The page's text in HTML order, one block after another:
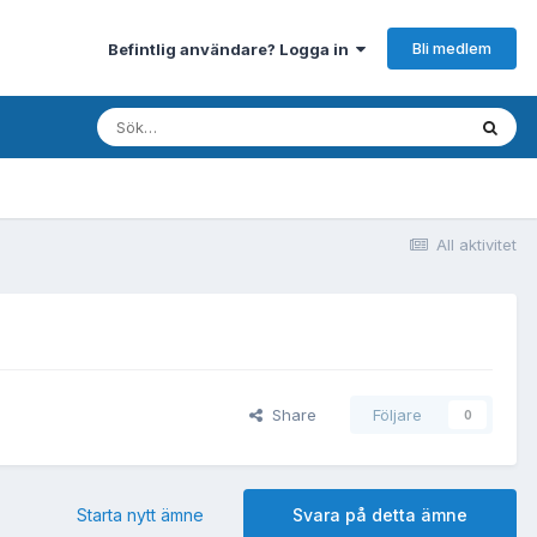
Befintlig användare? Logga in Bli medlem
All aktivitet
Share Följare 0
Svara på detta ämne
Starta nytt ämne